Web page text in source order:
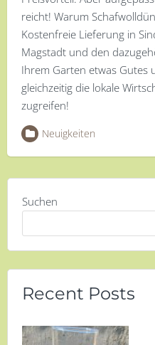
reicht! Warum
Kostenfreie Lieferung in
Magstadt und den
Ihrem Garten etwas Gutes
gleichzeitig die lokale
zugreifen!
Neuigkeiten
Suchen
Recent Posts